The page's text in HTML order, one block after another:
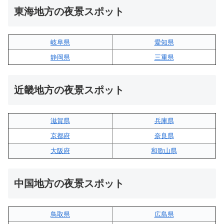
東海地方の夜景スポット
岐阜県
愛知県
静岡県
三重県
近畿地方の夜景スポット
滋賀県
兵庫県
京都府
奈良県
大阪府
和歌山県
中国地方の夜景スポット
鳥取県 広島県